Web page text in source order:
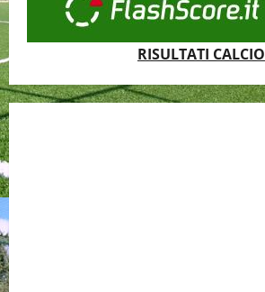
RISULTATI CALCIO